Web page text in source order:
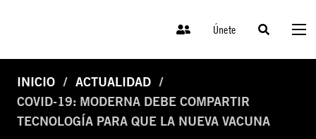
Únete
INICIO
ACTUALIDAD
COVID-19: MODERNA DEBE COMPARTIR
TECNOLOGÍA PARA QUE LA NUEVA VACUNA